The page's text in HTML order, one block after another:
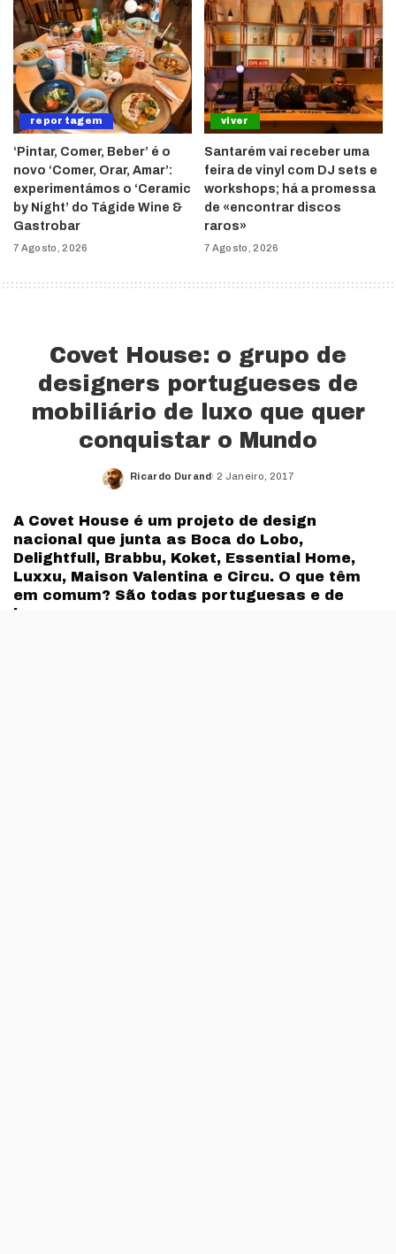
reportagem
‘Pintar, Comer, Beber’ é o
novo ‘Comer, Orar, Amar’:
experimentámos o ‘Ceramic
by Night’ do Tágide Wine &
Gastrobar
7 Agosto, 2026
viver
Santarém vai receber uma
feira de vinyl com DJ sets e
workshops; há a promessa
de «encontrar discos
raros»
7 Agosto, 2026
Covet House: o grupo de
designers portugueses de
mobiliário de luxo que quer
conquistar o Mundo
Posted
Ricardo Durand 2 Janeiro, 2017
A Covet House é um projeto de design
nacional que junta as Boca do Lobo,
Delightfull, Brabbu, Koket, Essential Home,
Luxxu, Maison Valentina e Circu. O que têm
em comum? São todas portuguesas e de
luxo.